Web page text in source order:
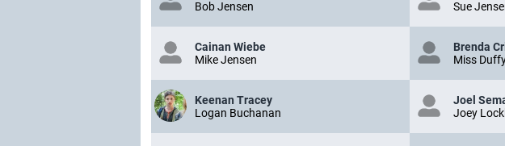
Bob Jensen
Sue
Cainan Wiebe
Mike Jensen
Brenda
Miss
Keenan Tracey
Logan Buchanan
Joel
Joey